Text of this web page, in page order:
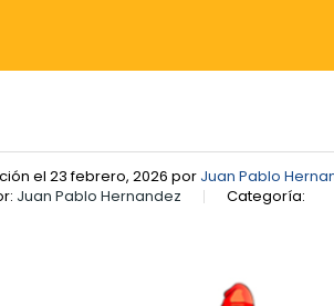
el 23 febrero, 2026 por Juan Pablo
Juan Pablo Hernandez Categoría: